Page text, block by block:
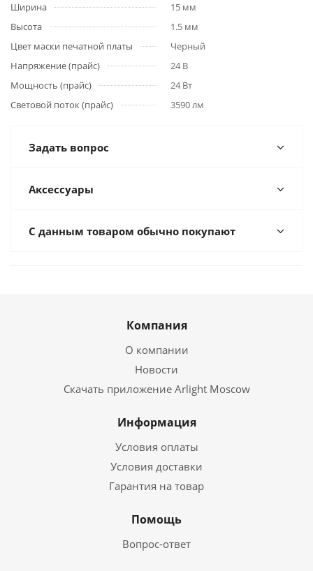
Ширина
15 мм
Высота
1.5 мм
Цвет маски печатной платы
Черный
Напряжение (прайс)
24 В
Мощность (прайс)
24 Вт
Световой поток (прайс)
3590 лм
Задать вопрос
Аксессуары
С данным товаром обычно покупают
Компания
О компании
Новости
Скачать приложение Arlight Moscow
Информация
Условия оплаты
Условия доставки
Гарантия на товар
Помощь
Вопрос-ответ